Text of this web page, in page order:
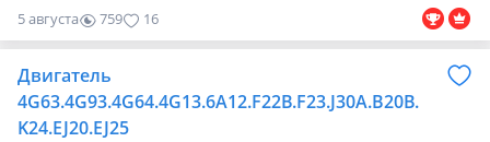
5 августа 759 16
Двигатель
4G63.4G93.4G64.4G13.6A12.F22В.F23.J30A.B20B.
K24.EJ20.EJ25